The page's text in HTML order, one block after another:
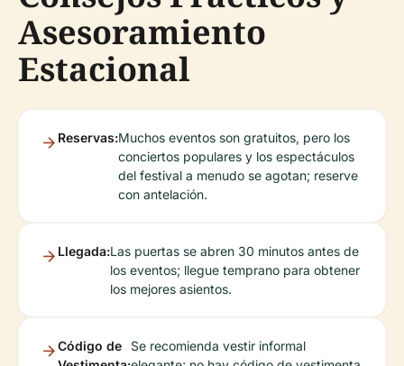
Asesoramiento
Estacional
Reservas:Muchos eventos son gratuitos, pero los
conciertos populares y los espectáculos
del festival a menudo se agotan; reserve
con antelación.
Llegada:Las puertas se abren 30 minutos antes de
los eventos; llegue temprano para obtener
los mejores asientos.
Código de
Se recomienda vestir informal